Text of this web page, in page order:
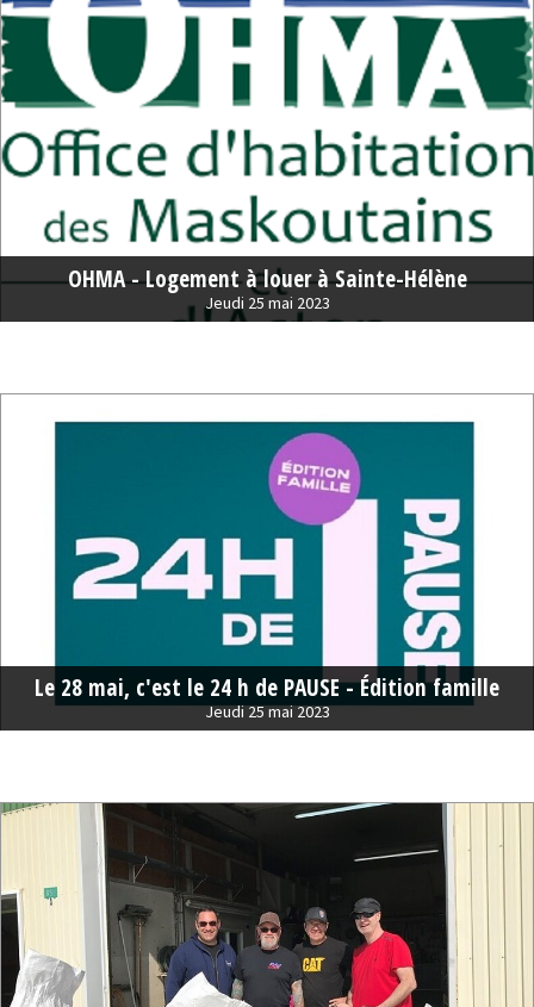
OHMA - Logement à louer à Sainte-Hélène
Jeudi 25 mai 2023
Le 28 mai, c'est le 24 h de PAUSE - Édition famille
Jeudi 25 mai 2023